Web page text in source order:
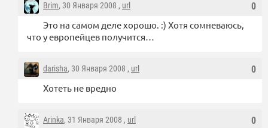
0
Brim, 30 Января 2008 , url
Это на самом деле хорошо. :) Хотя сомневаюсь,
что у европейцев получится…
0
darisha, 30 Января 2008 , url
Хотеть не вредно
0
Arinka, 31 Января 2008 , url